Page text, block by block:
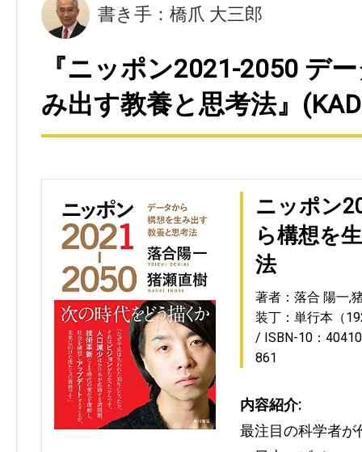
書き手：橋爪 大三郎
『ニッポン2021-2050 デ
み出す教養と思考法』
ニッポン
ら構想を
法
著者：落合 陽一,
装丁：単行本（
ISBN-10：
861
内容紹介:
最注目の科学者が